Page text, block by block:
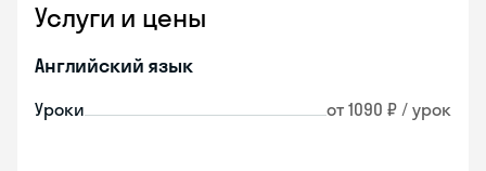
Услуги и цены
Английский язык
Уроки от 1090 ₽ / урок